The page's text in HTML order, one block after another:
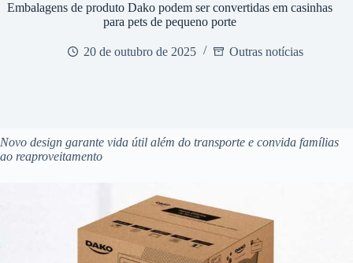
Embalagens de produto Dako podem ser convertidas em casinhas
para pets de pequeno porte
20 de outubro de 2025 Outras notícias
Novo design garante vida útil além do transporte e convida famílias
ao reaproveitamento